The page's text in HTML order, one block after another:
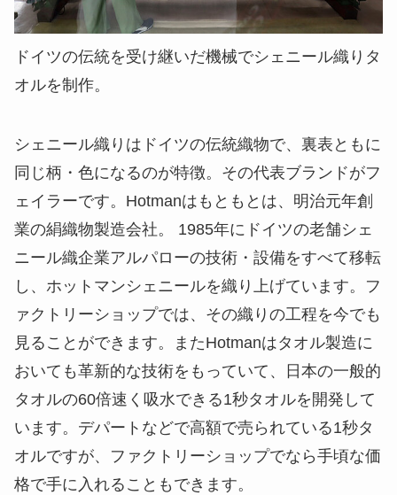
ドイツの伝統を受け継いだ機械でシェニール織りタ
オルを制作。
シェニール織りはドイツの伝統織物で、裏表ともに
同じ柄・色になるのが特徴。その代表ブランドがフ
ェイラーです。Hotmanはもともとは、明治元年創
業の絹織物製造会社。 1985年にドイツの老舗シェ
ニール織企業アルパローの技術・設備をすべて移転
し、ホットマンシェニールを織り上げています。フ
ァクトリーショップでは、その織りの工程を今でも
見ることができます。またHotmanはタオル製造に
おいても革新的な技術をもっていて、日本の一般的
タオルの60倍速く吸水できる1秒タオルを開発して
います。デパートなどで高額で売られている1秒タ
オルですが、ファクトリーショップでなら手頃な価
格で手に入れることもできます。